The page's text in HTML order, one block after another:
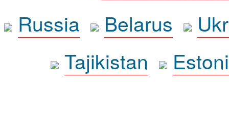
Russia
Belarus
Tajikistan